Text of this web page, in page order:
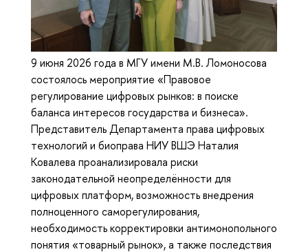
9 июня 2026 года в МГУ имени М.В. Ломоносова
состоялось мероприятие «Правовое
регулирование цифровых рынков: в поиске
баланса интересов государства и бизнеса».
Представитель Департамента права цифровых
технологий и биоправа НИУ ВШЭ Наталия
Ковалева проанализировала риски
законодательной неопределённости для
цифровых платформ, возможность внедрения
полноценного саморегулирования,
необходимость корректировки антимонопольного
понятия «товарный рынок», а также последствия